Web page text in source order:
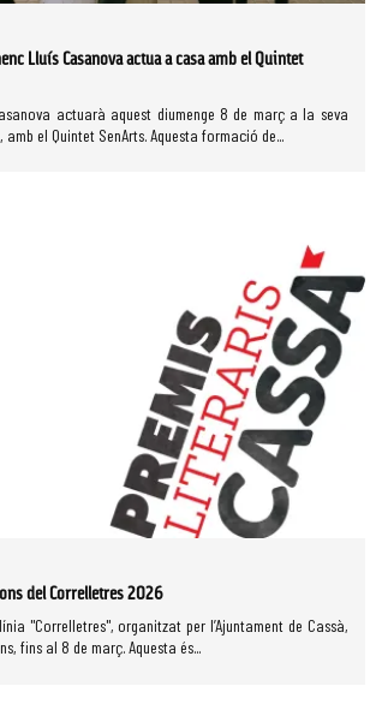
Lluís Casanova actua a casa amb el Quintet
actuarà aquest diumenge 8 de març a la seva
el Quintet SenArts. Aquesta formació de...
del Correlletres 2026
"Correlletres", organitzat per l’Ajuntament de Cassà,
fins al 8 de març. Aquesta és...